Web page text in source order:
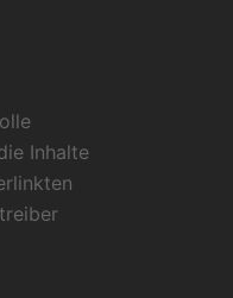
Inhalte